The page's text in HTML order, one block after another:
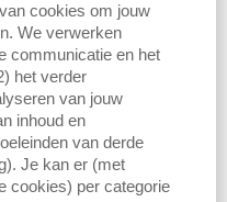
cookies om jouw
We verwerken
communicatie en het
het verder
van jouw
inhoud en
van derde
Je kan er (met
cookies) per categorie